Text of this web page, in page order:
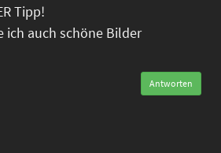
Tipp!
ich auch schöne Bilder
Antworten